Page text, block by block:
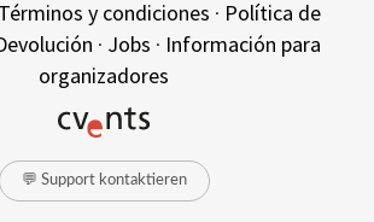
Términos y condiciones · Política de
· Jobs · Información para
organizadores
💬 Support kontaktieren